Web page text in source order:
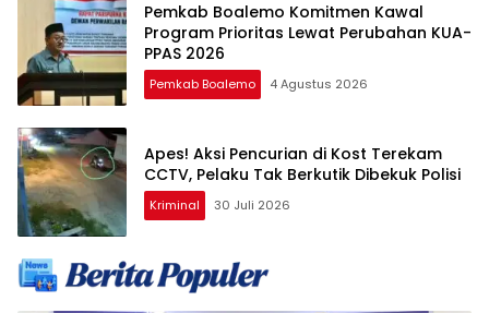
Pemkab Boalemo Komitmen Kawal
Program Prioritas Lewat Perubahan KUA-
PPAS 2026
Pemkab Boalemo 4 Agustus 2026
Apes! Aksi Pencurian di Kost Terekam
CCTV, Pelaku Tak Berkutik Dibekuk Polisi
Kriminal 30 Juli 2026